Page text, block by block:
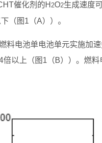
催化剂的H 2O2生成速度
（图1（A））。
料电池单电池单元实施加
以上（图1（B））。燃